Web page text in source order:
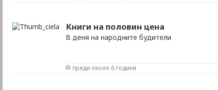
Книги на половин цена
В деня на народните будители
преди около 6 години